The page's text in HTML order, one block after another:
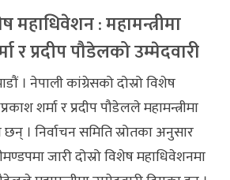
महाधिवेशन : महामन्त्रीमा
र प्रदीप पौडेलको उम्मेदवारी
। नेपाली कांग्रेसको दोस्रो विशेष
शर्मा र प्रदीप पौडेलले महामन्त्रीमा
। निर्वाचन समिति स्रोतका अनुसार
जारी दोस्रो विशेष महाधिवेशनमा